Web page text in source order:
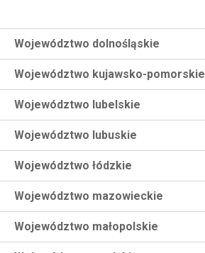
Województwo dolnośląskie
Województwo kujawsko-pomorskie
Województwo lubelskie
Województwo lubuskie
Województwo łódzkie
Województwo mazowieckie
Województwo małopolskie